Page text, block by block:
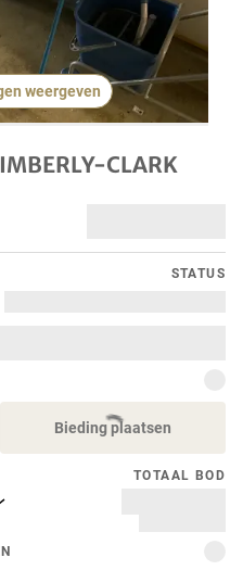
weergeven
CLARK
STATUS
Bieding plaatsen
TOTAAL BOD